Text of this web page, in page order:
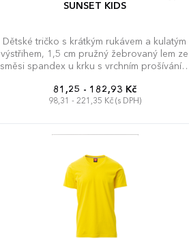
SUNSET KIDS
Dětské tričko s krátkým rukávem a kulatým
výstřihem, 1,5 cm pružný žebrovaný lem ze
směsi spandex u krku s vrchním prošíváním
vyztužovací páska od ramene k rameni
viditelná na límečku, pružné švy, postranní
81,25 - 182,93 Kč
98,31 - 221,35 Kč (s DPH)